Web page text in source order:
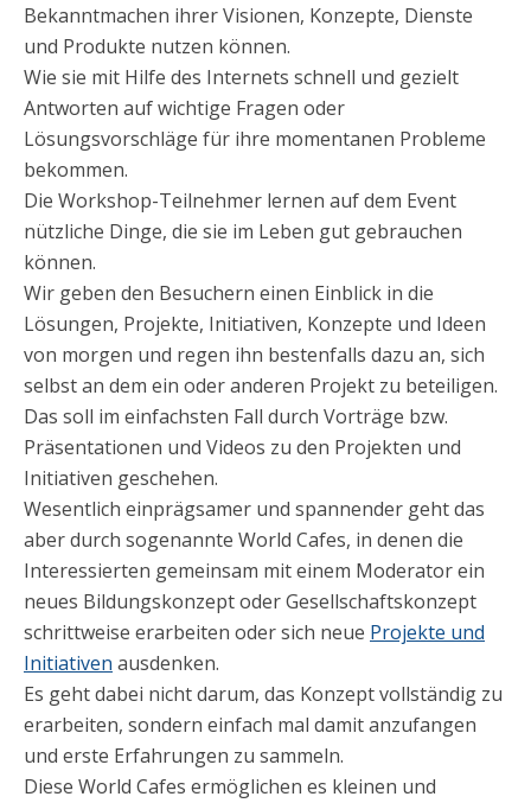
Bekanntmachen ihrer Visionen, Konzepte, Dienste
und Produkte nutzen können.
Wie sie mit Hilfe des Internets schnell und gezielt
Antworten auf wichtige Fragen oder
Lösungsvorschläge für ihre momentanen Probleme
bekommen.
Die Workshop-Teilnehmer lernen auf dem Event
nützliche Dinge, die sie im Leben gut gebrauchen
können.
Wir geben den Besuchern einen Einblick in die
Lösungen, Projekte, Initiativen, Konzepte und Ideen
von morgen und regen ihn bestenfalls dazu an, sich
selbst an dem ein oder anderen Projekt zu beteiligen.
Das soll im einfachsten Fall durch Vorträge bzw.
Präsentationen und Videos zu den Projekten und
Initiativen geschehen.
Wesentlich einprägsamer und spannender geht das
aber durch sogenannte World Cafes, in denen die
Interessierten gemeinsam mit einem Moderator ein
neues Bildungskonzept oder Gesellschaftskonzept
schrittweise erarbeiten oder sich neue Projekte und
Initiativen ausdenken.
Es geht dabei nicht darum, das Konzept vollständig zu
erarbeiten, sondern einfach mal damit anzufangen
und erste Erfahrungen zu sammeln.
Diese World Cafes ermöglichen es kleinen und